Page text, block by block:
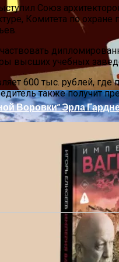
Петербург» Выбрал
Препарата
Самостоятельное
Воровки” Эрла
Союз
Комитета по
высших учебных
600 тыс. рублей,
также получит